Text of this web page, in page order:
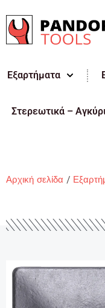
στο
περιεχόμενο
Εξαρτήματα
Στερεωτικά –
Αρχική σελίδα /